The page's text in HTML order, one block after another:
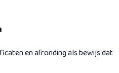
en afronding als bewijs dat